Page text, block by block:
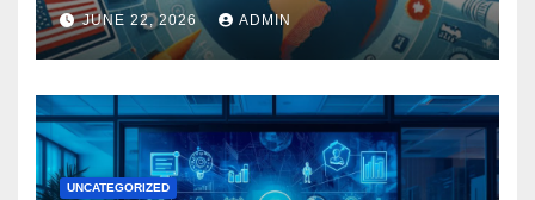
JUNE 22, 2026 ADMIN
UNCATEGORIZED